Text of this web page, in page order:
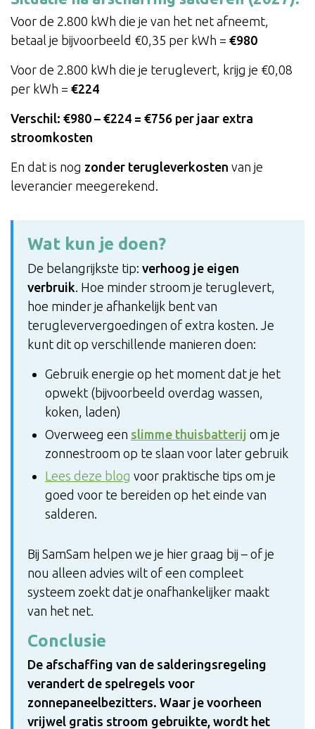
Voor de 2.800 kWh die je van het net afneemt,
betaal je bijvoorbeeld €0,35 per kWh = €980
Voor de 2.800 kWh die je teruglevert, krijg je €0,08
per kWh = €224
Verschil: €980 – €224 = €756 per jaar extra
stroomkosten
En dat is nog zonder terugleverkosten van je
leverancier meegerekend.
Wat kun je doen?
De belangrijkste tip: verhoog je eigen
verbruik . Hoe minder stroom je teruglevert,
hoe minder je afhankelijk bent van
terugleververgoedingen of extra kosten. Je
kunt dit op verschillende manieren doen:
Gebruik energie op het moment dat je het
opwekt (bijvoorbeeld overdag wassen,
koken, laden)
Overweeg een slimme thuisbatterij om je
zonnestroom op te slaan voor later gebruik
Lees deze blog voor praktische tips om je
goed voor te bereiden op het einde van
salderen.
Bij SamSam helpen we je hier graag bij – of je
nou alleen advies wilt of een compleet
systeem zoekt dat je onafhankelijker maakt
van het net.
Conclusie
De afschaffing van de salderingsregeling
verandert de spelregels voor
zonnepaneelbezitters. Waar je voorheen
vrijwel gratis stroom gebruikte, wordt het